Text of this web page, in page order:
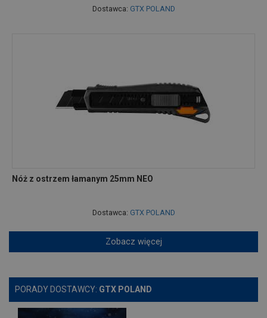
Dostawca: GTX POLAND
Nóż z ostrzem łamanym 25mm NEO
Dostawca: GTX POLAND
Zobacz więcej
PORADY DOSTAWCY: GTX POLAND